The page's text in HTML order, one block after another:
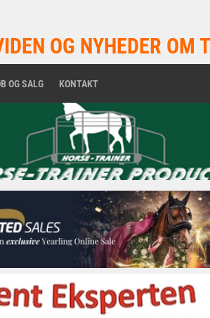
OG NYHEDER OM
OG SALG KONTAKT